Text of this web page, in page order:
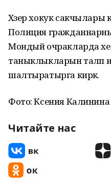
Хәзер хокук сакчылары
Полиция
Мондый очракларда
таныклыкларын таләп
шалтыратырга кирәк.
Фото: Ксения
Читайте нас